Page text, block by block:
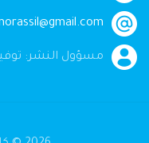
مسؤول النشر: